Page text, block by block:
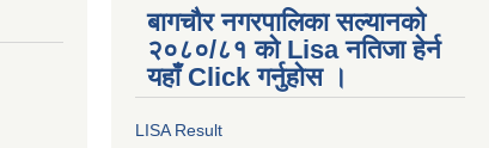
बागचौर नगरपालिका सल्यानको
२०८०/८१ को Lisa नतिजा हेर्न
यहाँ Click गर्नुहोस ।
LISA Result